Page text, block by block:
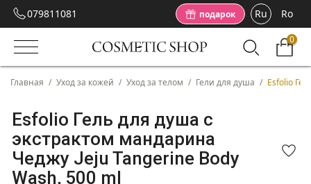
079811081 подарок Ru Ro
0
Главная / Уход за кожей / Уход за телом / Гели для душа / Esfolio
Esfolio Гель для душа с
экстрактом мандарина
Чеджу Jeju Tangerine Body
Wash, 500 ml